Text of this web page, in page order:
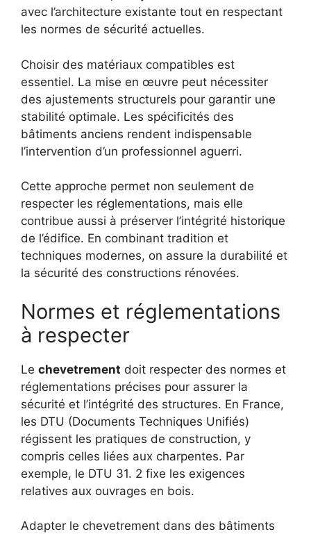
avec l’architecture existante tout en respectant
les normes de sécurité actuelles.
Choisir des matériaux compatibles est
essentiel. La mise en œuvre peut nécessiter
des ajustements structurels pour garantir une
stabilité optimale. Les spécificités des
bâtiments anciens rendent indispensable
l’intervention d’un professionnel aguerri.
Cette approche permet non seulement de
respecter les réglementations, mais elle
contribue aussi à préserver l’intégrité historique
de l’édifice. En combinant tradition et
techniques modernes, on assure la durabilité et
la sécurité des constructions rénovées.
Normes et réglementations
à respecter
Le chevetrement doit respecter des normes et
réglementations précises pour assurer la
sécurité et l’intégrité des structures. En France,
les DTU (Documents Techniques Unifiés)
régissent les pratiques de construction, y
compris celles liées aux charpentes. Par
exemple, le DTU 31. 2 fixe les exigences
relatives aux ouvrages en bois.
Adapter le chevetrement dans des bâtiments